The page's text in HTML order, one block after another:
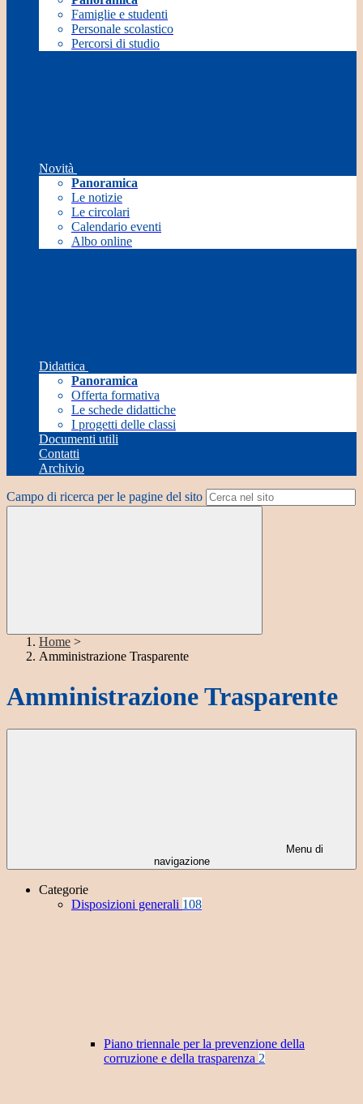
Famiglie e studenti
Personale scolastico
Percorsi di studio
Novità
Panoramica
Le notizie
Le circolari
Calendario eventi
Albo online
Didattica
Panoramica
Offerta formativa
Le schede didattiche
I progetti delle classi
Documenti utili
Contatti
Archivio
Campo di ricerca per le pagine del sito
Home >
Amministrazione Trasparente
Amministrazione Trasparente
Menu di
navigazione
Categorie
Disposizioni generali 108
Piano triennale per la prevenzione della
corruzione e della trasparenza 2